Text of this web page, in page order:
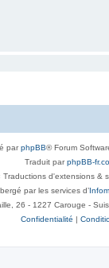
parphpBB® Forum
Traduit parphpBB-
Traductions d'extensions &
par les services d’
26 - 1227 Carouge -
Confidentialité |